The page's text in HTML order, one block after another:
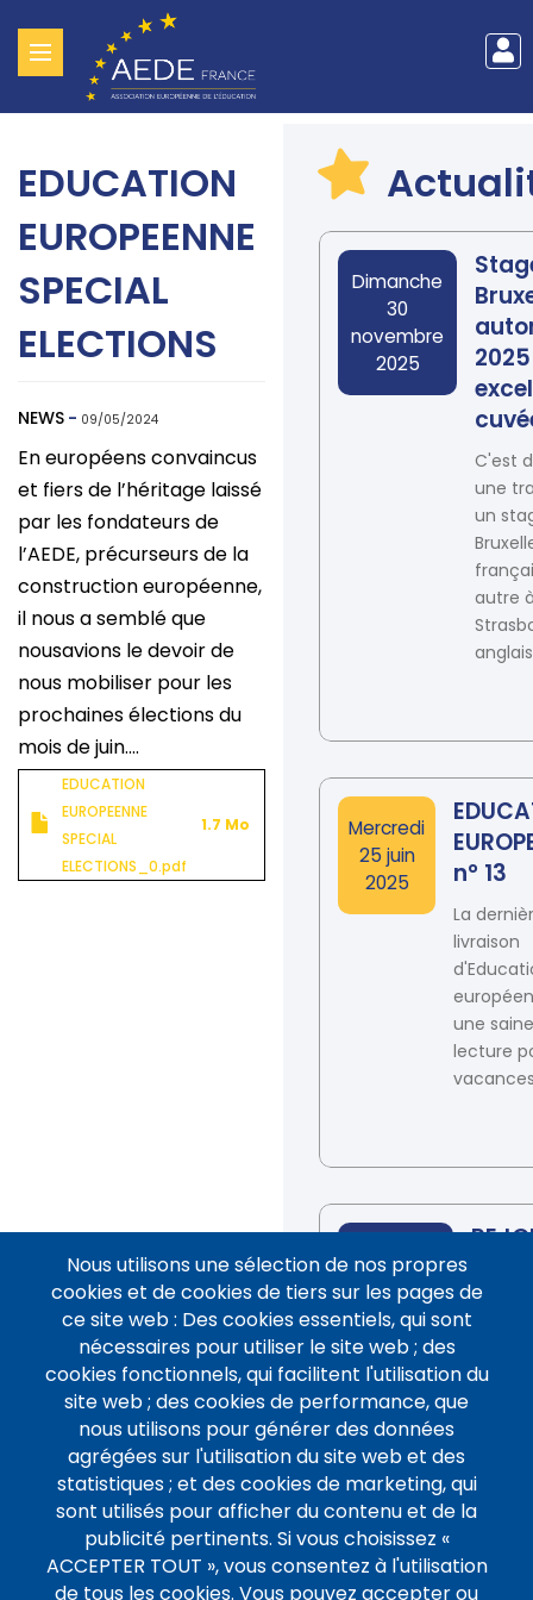
au
principal
du
de
EDUCATION
EUROPEENNE
SPECIAL
ELECTIONS
NEWS - 09/05/2024
En européens convaincus
et fiers de l’héritage laissé
par les fondateurs de
l’AEDE, précurseurs de la
construction européenne,
il nous a semblé que
nousavions le devoir de
nous mobiliser pour les
prochaines élections du
mois de juin....
Document
EDUCATION
EUROPEENNE
SPECIAL
ELECTIONS_0.pdf
1.7 Mo
Date
Dimanche
30
novembre
2025
C'est
une
un
autre
Date
Mercredi
25 juin
2025
n° 13
La
livraison
une saine
lecture
juin 2025
à des
en
Nous utilisons une sélection de nos propres
cookies et de cookies de tiers sur les pages de
ce site web : Des cookies essentiels, qui sont
nécessaires pour utiliser le site web ; des
cookies fonctionnels, qui facilitent l'utilisation du
site web ; des cookies de performance, que
nous utilisons pour générer des données
agrégées sur l'utilisation du site web et des
statistiques ; et des cookies de marketing, qui
sont utilisés pour afficher du contenu et de la
publicité pertinents. Si vous choisissez «
ACCEPTER TOUT », vous consentez à l'utilisation
de tous les cookies. Vous pouvez accepter ou